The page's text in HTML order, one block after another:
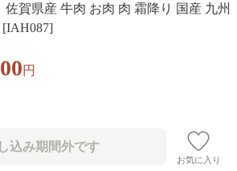
賀県産 牛肉 お肉 肉 霜降り 国産 九州
町 白石 [IAH087]
円
お気に入り